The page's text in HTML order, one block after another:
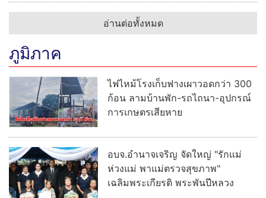
อ่านต่อทั้งหมด
ภูมิภาค
ไฟไหม้โรงเก็บฟางเผาวอดกว่า 300
ก้อน ลามบ้านพัก-รถไถนา-อุปกรณ์
การเกษตรเสียหาย
อบจ.อำนาจเจริญ จัดใหญ่ "รักแม่
ห่วงแม่ พาแม่ตรวจสุขภาพ"
เฉลิมพระเกียรติ พระพันปีหลวง